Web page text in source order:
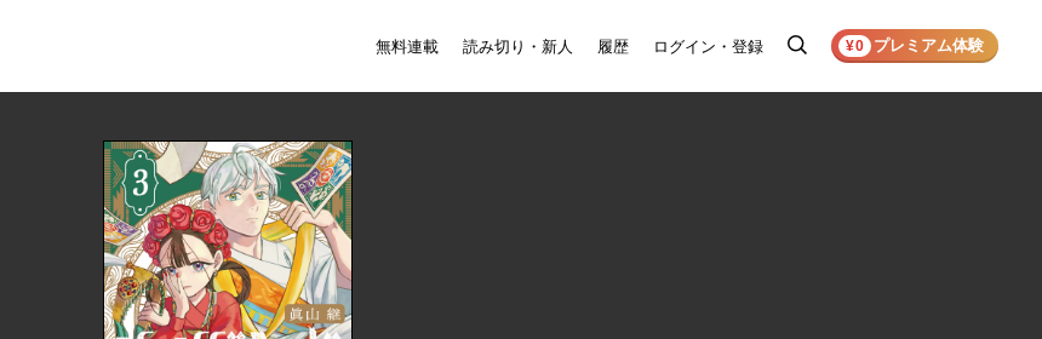
無料連載 読み切り・新人 履歴 ログイン・登録
検
¥0 プレミアム体験